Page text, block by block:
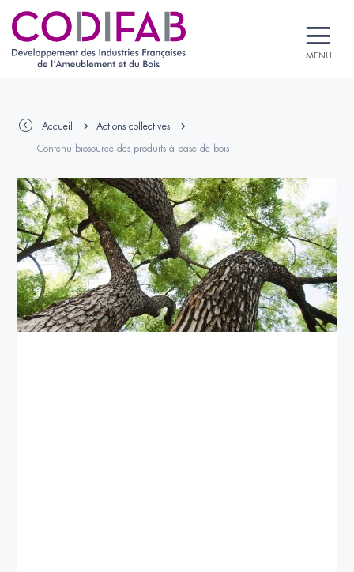
MENU
Accueil Actions collectives
Contenu biosourcé des produits à base de bois